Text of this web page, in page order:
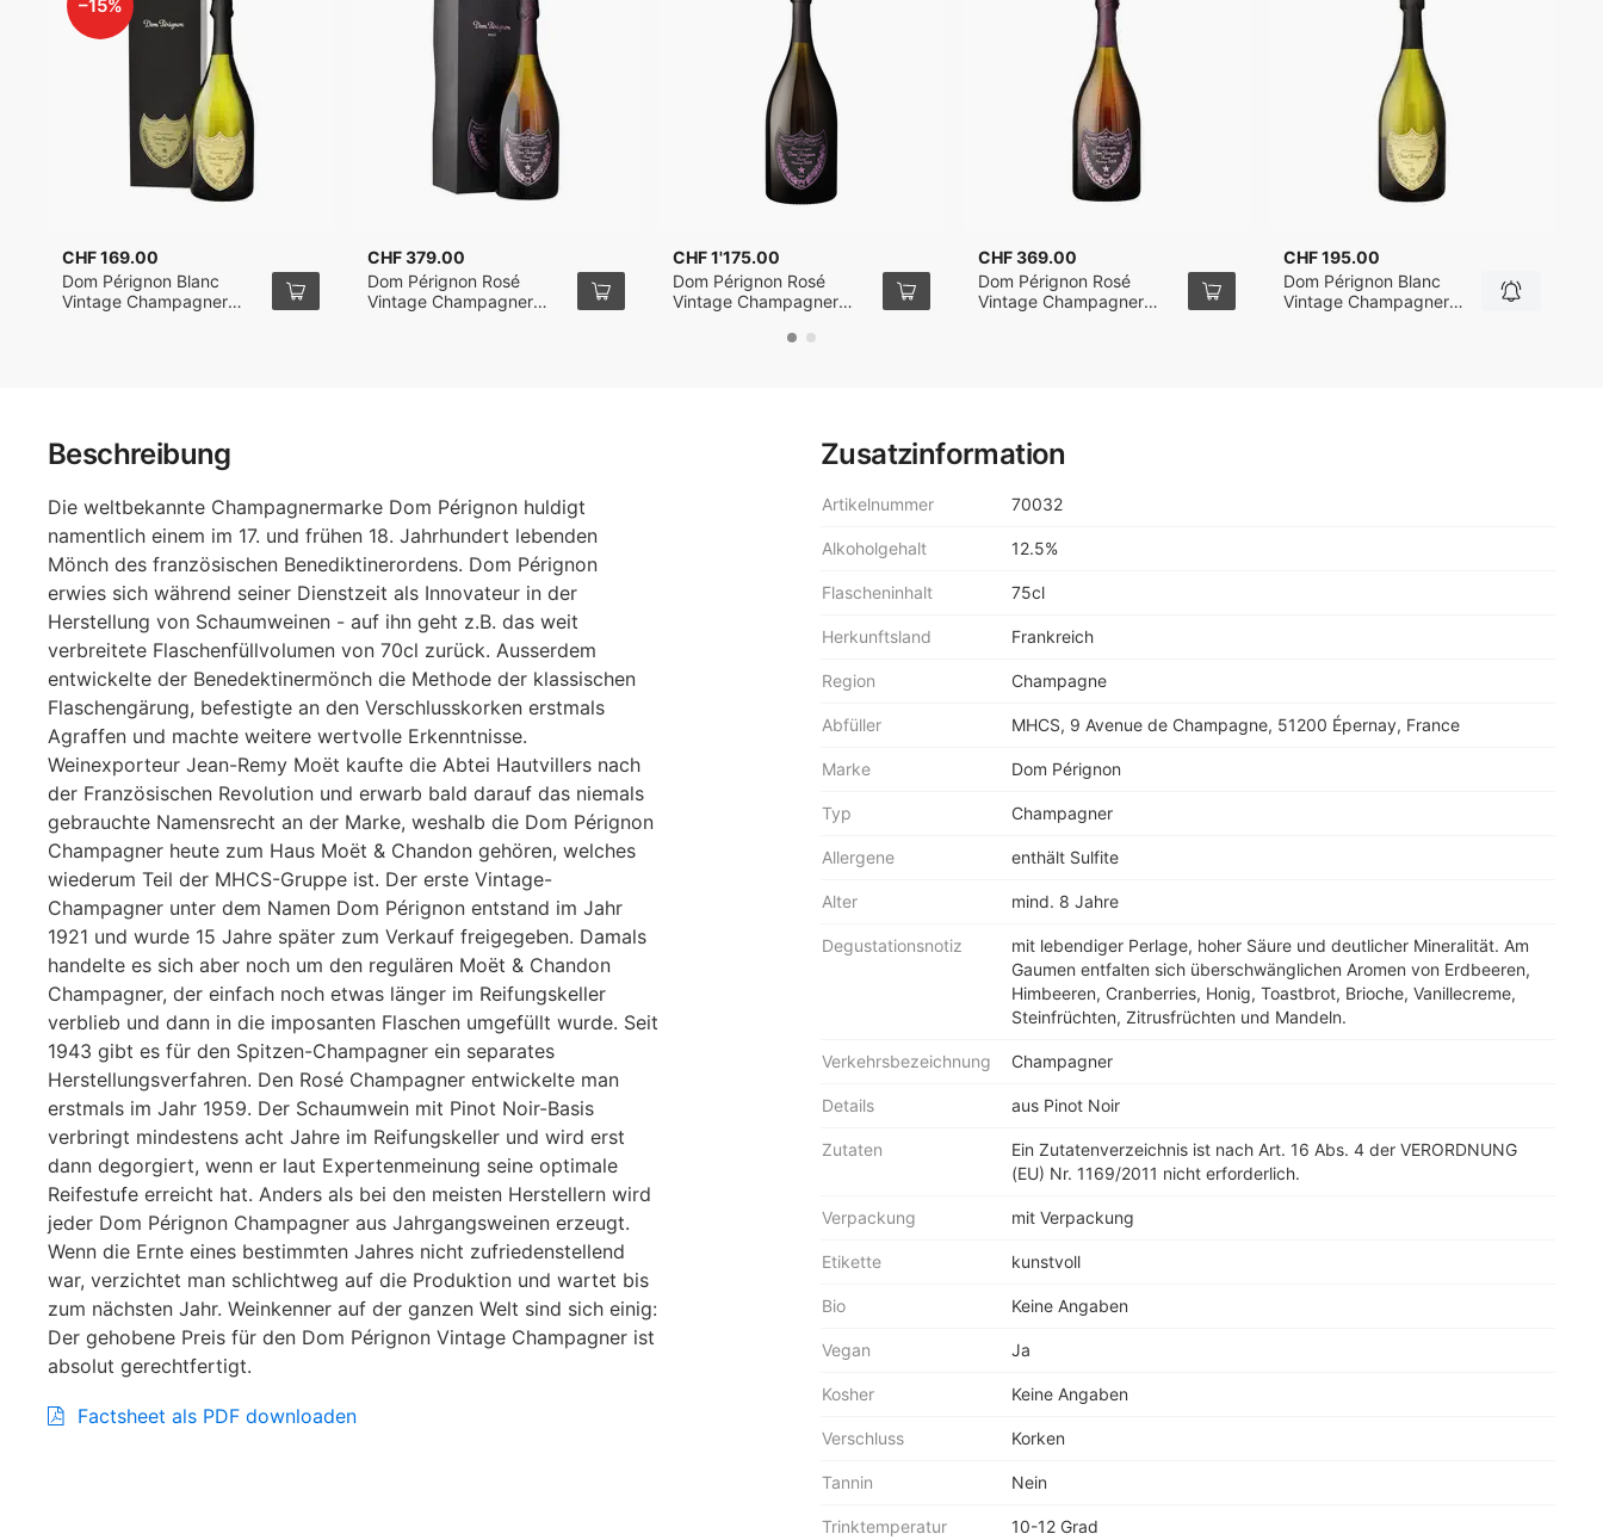
Beschreibung
Die weltbekannte Champagnermarke Dom Pérignon huldigt
namentlich einem im 17. und frühen 18. Jahrhundert lebenden
Mönch des französischen Benediktinerordens. Dom Pérignon
erwies sich während seiner Dienstzeit als Innovateur in der
Herstellung von Schaumweinen - auf ihn geht z.B. das weit
verbreitete Flaschenfüllvolumen von 70cl zurück. Ausserdem
entwickelte der Benedektinermönch die Methode der klassischen
Flaschengärung, befestigte an den Verschlusskorken erstmals
Agraffen und machte weitere wertvolle Erkenntnisse.
Weinexporteur Jean-Remy Moët kaufte die Abtei Hautvillers nach
der Französischen Revolution und erwarb bald darauf das niemals
gebrauchte Namensrecht an der Marke, weshalb die Dom Pérignon
Champagner heute zum Haus Moët & Chandon gehören, welches
wiederum Teil der MHCS-Gruppe ist. Der erste Vintage-
Champagner unter dem Namen Dom Pérignon entstand im Jahr
1921 und wurde 15 Jahre später zum Verkauf freigegeben. Damals
handelte es sich aber noch um den regulären Moët & Chandon
Champagner, der einfach noch etwas länger im Reifungskeller
verblieb und dann in die imposanten Flaschen umgefüllt wurde. Seit
1943 gibt es für den Spitzen-Champagner ein separates
Herstellungsverfahren. Den Rosé Champagner entwickelte man
erstmals im Jahr 1959. Der Schaumwein mit Pinot Noir-Basis
verbringt mindestens acht Jahre im Reifungskeller und wird erst
dann degorgiert, wenn er laut Expertenmeinung seine optimale
Reifestufe erreicht hat. Anders als bei den meisten Herstellern wird
jeder Dom Pérignon Champagner aus Jahrgangsweinen erzeugt.
Wenn die Ernte eines bestimmten Jahres nicht zufriedenstellend
war, verzichtet man schlichtweg auf die Produktion und wartet bis
zum nächsten Jahr. Weinkenner auf der ganzen Welt sind sich einig:
Der gehobene Preis für den Dom Pérignon Vintage Champagner ist
absolut gerechtfertigt.
Factsheet als PDF downloaden
Zusatzinformation
Artikelnummer 70032
Alkoholgehalt 12.5%
Flascheninhalt 75cl
Herkunftsland Frankreich
Region Champagne
Abfüller MHCS, 9 Avenue de Champagne, 51200 Épernay, France
Marke Dom Pérignon
Typ Champagner
Allergene enthält Sulfite
Alter mind. 8 Jahre
Degustationsnotiz
mit lebendiger Perlage, hoher Säure und deutlicher Mineralität. Am
Gaumen entfalten sich überschwänglichen Aromen von Erdbeeren,
Himbeeren, Cranberries, Honig, Toastbrot, Brioche, Vanillecreme,
Steinfrüchten, Zitrusfrüchten und Mandeln.
Verkehrsbezeichnung Champagner
Details aus Pinot Noir
Zutaten
Ein Zutatenverzeichnis ist nach Art. 16 Abs. 4 der VERORDNUNG
(EU) Nr. 1169/2011 nicht erforderlich.
Verpackung mit Verpackung
Etikette kunstvoll
Bio Keine Angaben
Vegan Ja
Kosher Keine Angaben
Verschluss Korken
Tannin Nein
Trinktemperatur 10-12 Grad
–15%
CHF 169.00
Dom Pérignon Blanc
Vintage Champagner
CHF 379.00
Dom Pérignon Rosé
Vintage Champagner
CHF 1'175.00
Dom Pérignon Rosé
Vintage Champagner
CHF 369.00
Dom Pérignon Rosé
Vintage Champagner
CHF 195.00
Dom Pérignon Blanc
Vintage Champagner